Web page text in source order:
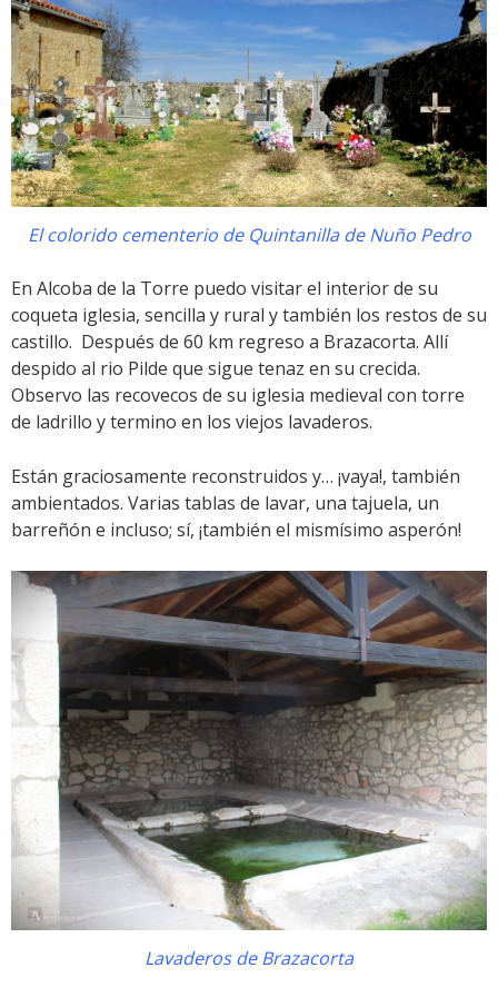
El colorido cementerio de Quintanilla de Nuño Pedro
En Alcoba de la Torre puedo visitar el interior de su
coqueta iglesia, sencilla y rural y también los restos de su
castillo. Después de 60 km regreso a Brazacorta. Allí
despido al rio Pilde que sigue tenaz en su crecida.
Observo las recovecos de su iglesia medieval con torre
de ladrillo y termino en los viejos lavaderos.
Están graciosamente reconstruidos y… ¡vaya!, también
ambientados. Varias tablas de lavar, una tajuela, un
barreñón e incluso; sí, ¡también el mismísimo asperón!
Lavaderos de Brazacorta